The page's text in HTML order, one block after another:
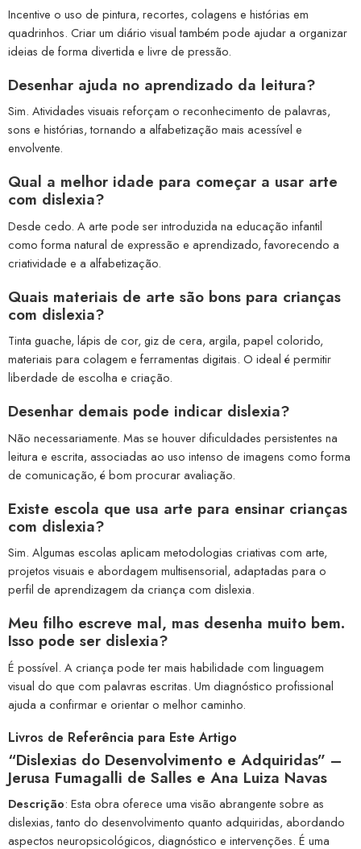
Incentive o uso de pintura, recortes, colagens e histórias em
quadrinhos. Criar um diário visual também pode ajudar a organizar
ideias de forma divertida e livre de pressão.
Desenhar ajuda no aprendizado da leitura?
Sim. Atividades visuais reforçam o reconhecimento de palavras,
sons e histórias, tornando a alfabetização mais acessível e
envolvente.
Qual a melhor idade para começar a usar arte
com dislexia?
Desde cedo. A arte pode ser introduzida na educação infantil
como forma natural de expressão e aprendizado, favorecendo a
criatividade e a alfabetização.
Quais materiais de arte são bons para crianças
com dislexia?
Tinta guache, lápis de cor, giz de cera, argila, papel colorido,
materiais para colagem e ferramentas digitais. O ideal é permitir
liberdade de escolha e criação.
Desenhar demais pode indicar dislexia?
Não necessariamente. Mas se houver dificuldades persistentes na
leitura e escrita, associadas ao uso intenso de imagens como forma
de comunicação, é bom procurar avaliação.
Existe escola que usa arte para ensinar crianças
com dislexia?
Sim. Algumas escolas aplicam metodologias criativas com arte,
projetos visuais e abordagem multisensorial, adaptadas para o
perfil de aprendizagem da criança com dislexia.
Meu filho escreve mal, mas desenha muito bem.
Isso pode ser dislexia?
É possível. A criança pode ter mais habilidade com linguagem
visual do que com palavras escritas. Um diagnóstico profissional
ajuda a confirmar e orientar o melhor caminho.
Livros de Referência para Este Artigo
“Dislexias do Desenvolvimento e Adquiridas” –
Jerusa Fumagalli de Salles e Ana Luiza Navas
Descrição: Esta obra oferece uma visão abrangente sobre as
dislexias, tanto do desenvolvimento quanto adquiridas, abordando
aspectos neuropsicológicos, diagnóstico e intervenções. É uma